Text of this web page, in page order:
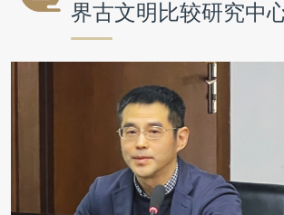
界古文明比较研究中